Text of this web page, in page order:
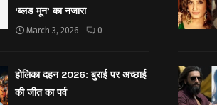
‘ब्लड मून’ का नजारा
March 3, 2026 0
होलिका दहन 2026: बुराई पर अच्छाई
की जीत का पर्व